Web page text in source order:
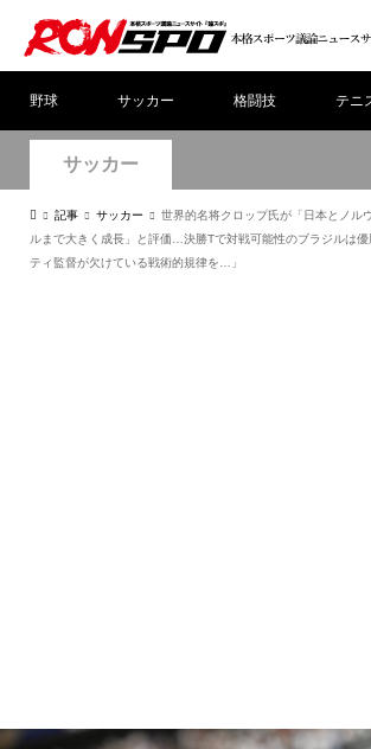
野球 サッカー 格闘技 テニ
サッカー
記事 サッカー
世界的名将クロップ氏が「日本とノル
ルまで大きく成長」と評価…決勝Tで対戦可能性のブラジルは優
ティ監督が欠けている戦術的規律を…」